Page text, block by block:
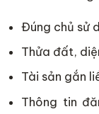
Đúng chủ sử
Thửa đất,
Tài sản gắn
Thông tin